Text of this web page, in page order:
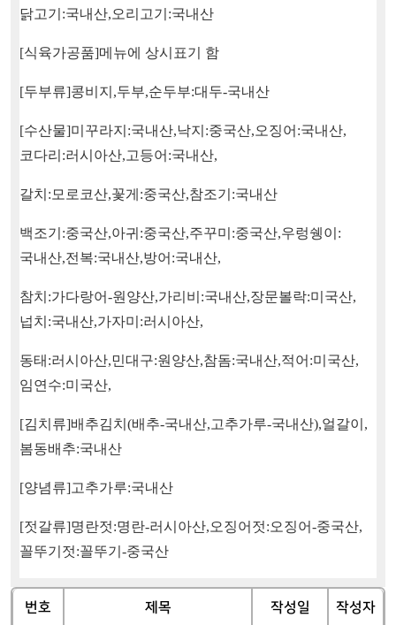
닭고기 :국내산,오리고기 :국내산
[식육가공품]메뉴에 상시표기 함
[두부류]콩비지 ,두부,순두부:대두-국내산
[수산물]미꾸라지 :국내산,낙지 :중국산,오징어 :국내산,
코다리 :러시아산,고등어 :국내산,
갈치 : 모로코산,꽃게 :중국산,참조기 :국내산
백조기 :중국산,아귀 :중국산,주꾸미 :중국산,우렁쉥이 :
국내산,전복:국내산,방어 :국내산,
참치 :가다랑어-원양산,가리비 :국내산,장문볼락:미국산,
넙치 :국내산,가자미 :러시아산,
동태 :러시아산,민대구:원양산,참돔:국내산,적어 :미국산,
임연수:미국산,
[김치류]배추김치 (배추-국내산,고추가루-국내산),얼갈이 ,
봄동배추:국내산
[양념류]고추가루:국내산
[젓갈류]명란젓:명란-러시아산,오징어젓:오징어-중국산,
꼴뚜기젓:꼴뚜기 -중국산
번호 제목 작성일 작성자